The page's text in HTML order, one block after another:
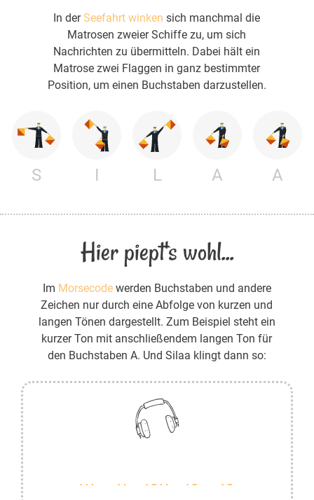
In derSeefahrt winken sich manchmal die
Matrosen zweier Schiffe zu, um sich
Nachrichten zu übermitteln. Dabei hält ein
Matrose zwei Flaggen in ganz bestimmter
Position, um einen Buchstaben darzustellen.
S I L A A
Hier piept's wohl...
Im Morsecodewerden Buchstaben und andere
Zeichen nur durch eine Abfolge von kurzen und
langen Tönen dargestellt. Zum Beispiel steht ein
kurzer Ton mit anschließendem langen Ton für
den Buchstaben A. Und Silaa klingt dann so: